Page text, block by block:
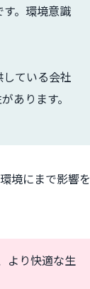
。環境意識
ている会社
あります。
境にまで影響を
より快適な生